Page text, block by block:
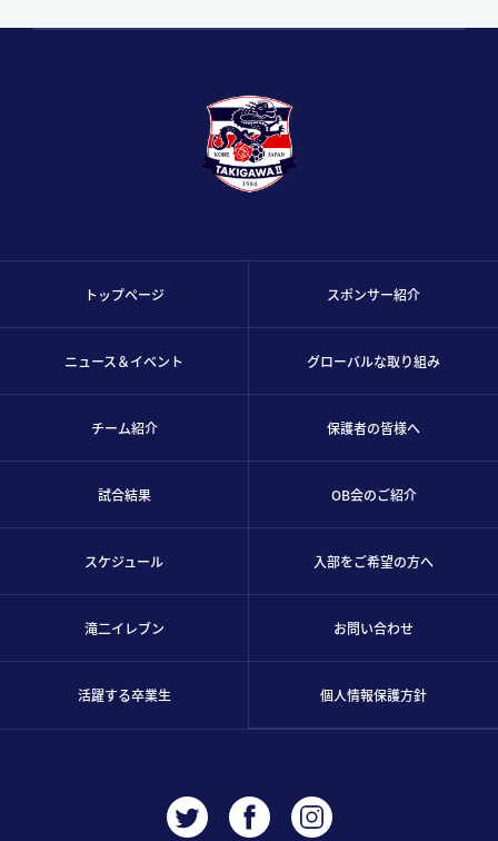
トップページ
ニュース＆イベント
チーム紹介
試合結果
スケジュール
滝二イレブン
活躍する卒業生
スポンサー紹介
グローバルな取り組み
保護者の皆様へ
OB会のご紹介
入部をご希望の方へ
お問い合わせ
個人情報保護方針